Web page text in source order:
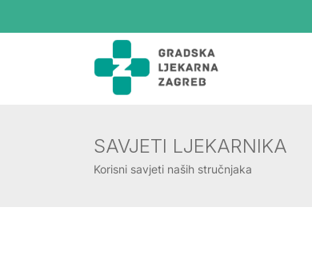
SAVJETI LJEKARNIKA
Korisni savjeti naših stručnjaka